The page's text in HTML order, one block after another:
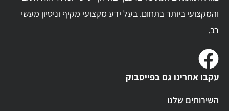
והמקצועי ביותר בתחום. בעל ידע מקצועי מקיף וניסיון מעשי
רב.
עקבו אחרינו גם בפייסבוק
השירותים שלנו